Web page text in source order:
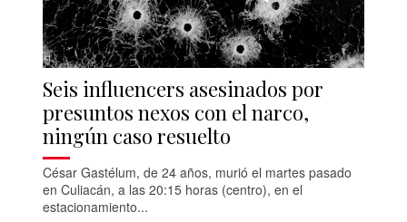
Seis influencers asesinados por
presuntos nexos con el narco,
ningún caso resuelto
César Gastélum, de 24 años, murió el martes pasado
en Culiacán, a las 20:15 horas (centro), en el
estacionamiento...